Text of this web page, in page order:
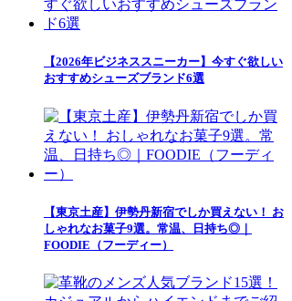
【2026年ビジネススニーカー】今すぐ欲しい
おすすめシューズブランド6選
【東京土産】伊勢丹新宿でしか買えない！ お
しゃれなお菓子9選。常温、日持ち◎｜
FOODIE（フーディー）